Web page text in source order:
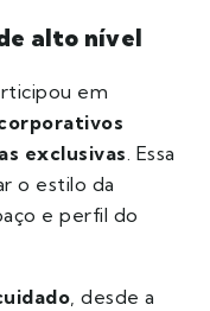
alto nível
em
exclusivas. Essa
o estilo da
e perfil do
, desde a